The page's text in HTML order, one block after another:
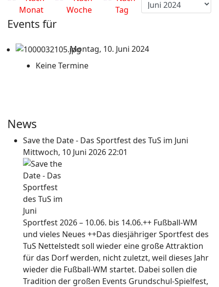
Events für
Montag, 10. Juni 2024
Keine Termine
News
Save the Date - Das Sportfest des TuS im Juni
Mittwoch, 10 Juni 2026 22:01
Sportfest 2026 – 10.06. bis 14.06.++ Fußball-WM
und vieles Neues ++Das diesjähriger Sportfest des
TuS Nettelstedt soll wieder eine große Attraktion
für das Dorf werden, nicht zuletzt, weil dieses Jahr
wieder die Fußball-WM startet. Dabei sollen die
Tradition der großen Events Grundschul-Spielfest,